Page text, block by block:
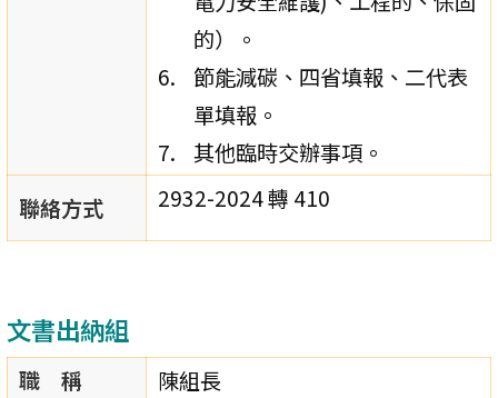
的）。
節能減碳、四省填報、二代表
單填報。
其他臨時交辦事項。
聯絡方式
2932-2024 轉 410
文書出納組
職 稱 陳組長